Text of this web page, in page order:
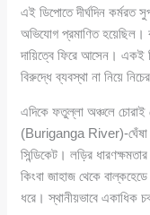
এই ডিপোতে দীর্ঘদিন কর্মরত
অভিযোগ প্রমাণিত হয়েছিল।
দায়িত্বে ফিরে আসেন। একই
বিরুদ্ধে ব্যবস্থা না নিয়ে
এদিকে ফতুল্লা অঞ্চলে
(Buriganga River)-ঘেঁষা
সিন্ডিকেট। লড়ির
কিংবা জাহাজ থেকে
ধরে। স্থানীয়ভাবে একাধিক